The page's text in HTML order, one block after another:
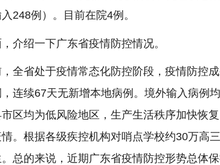
248例）。目前在院4例。
绍一下广东省疫情防控情况。
省处于疫情常态化防控阶段，疫情防控成
连续67天无新增本地病例。境外输入病例
区均为低风险地区，生产生活秩序加快恢
。根据各级疾控机构对哨点学校约30万高
总的来说，近期广东省疫情防控形势总体